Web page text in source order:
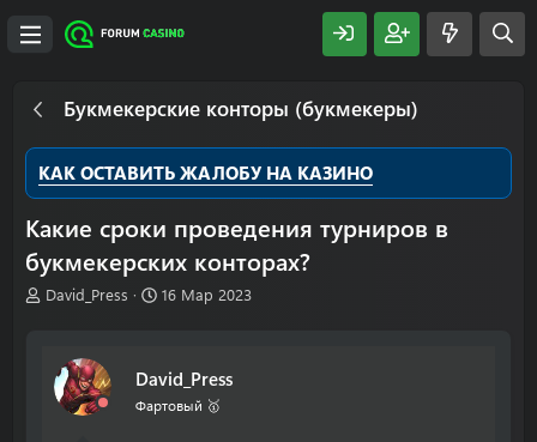
Букмекерские конторы (букмекеры)
КАК ОСТАВИТЬ ЖАЛОБУ НА КАЗИНО
Какие сроки проведения турниров в
букмекерских конторах?
А
David_Press
Д
н
а
16 Мар 2023
David_Press
Фартовый 🥇